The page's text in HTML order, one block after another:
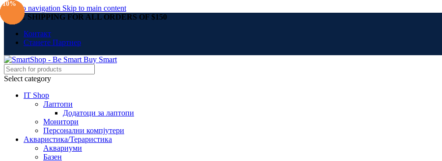
Skip to navigation Skip to main content
FREE SHIPPING FOR ALL ORDERS OF $150
Контакт
Станете Партнер
Select category
IT Shop
Лаптопи
Додатоци за лаптопи
Монитори
Персонални компјутери
Акваристика/Тераристика
Аквариуми
Базен
-10%
-10%
-10%
-10%
-10%
-10%
-10%